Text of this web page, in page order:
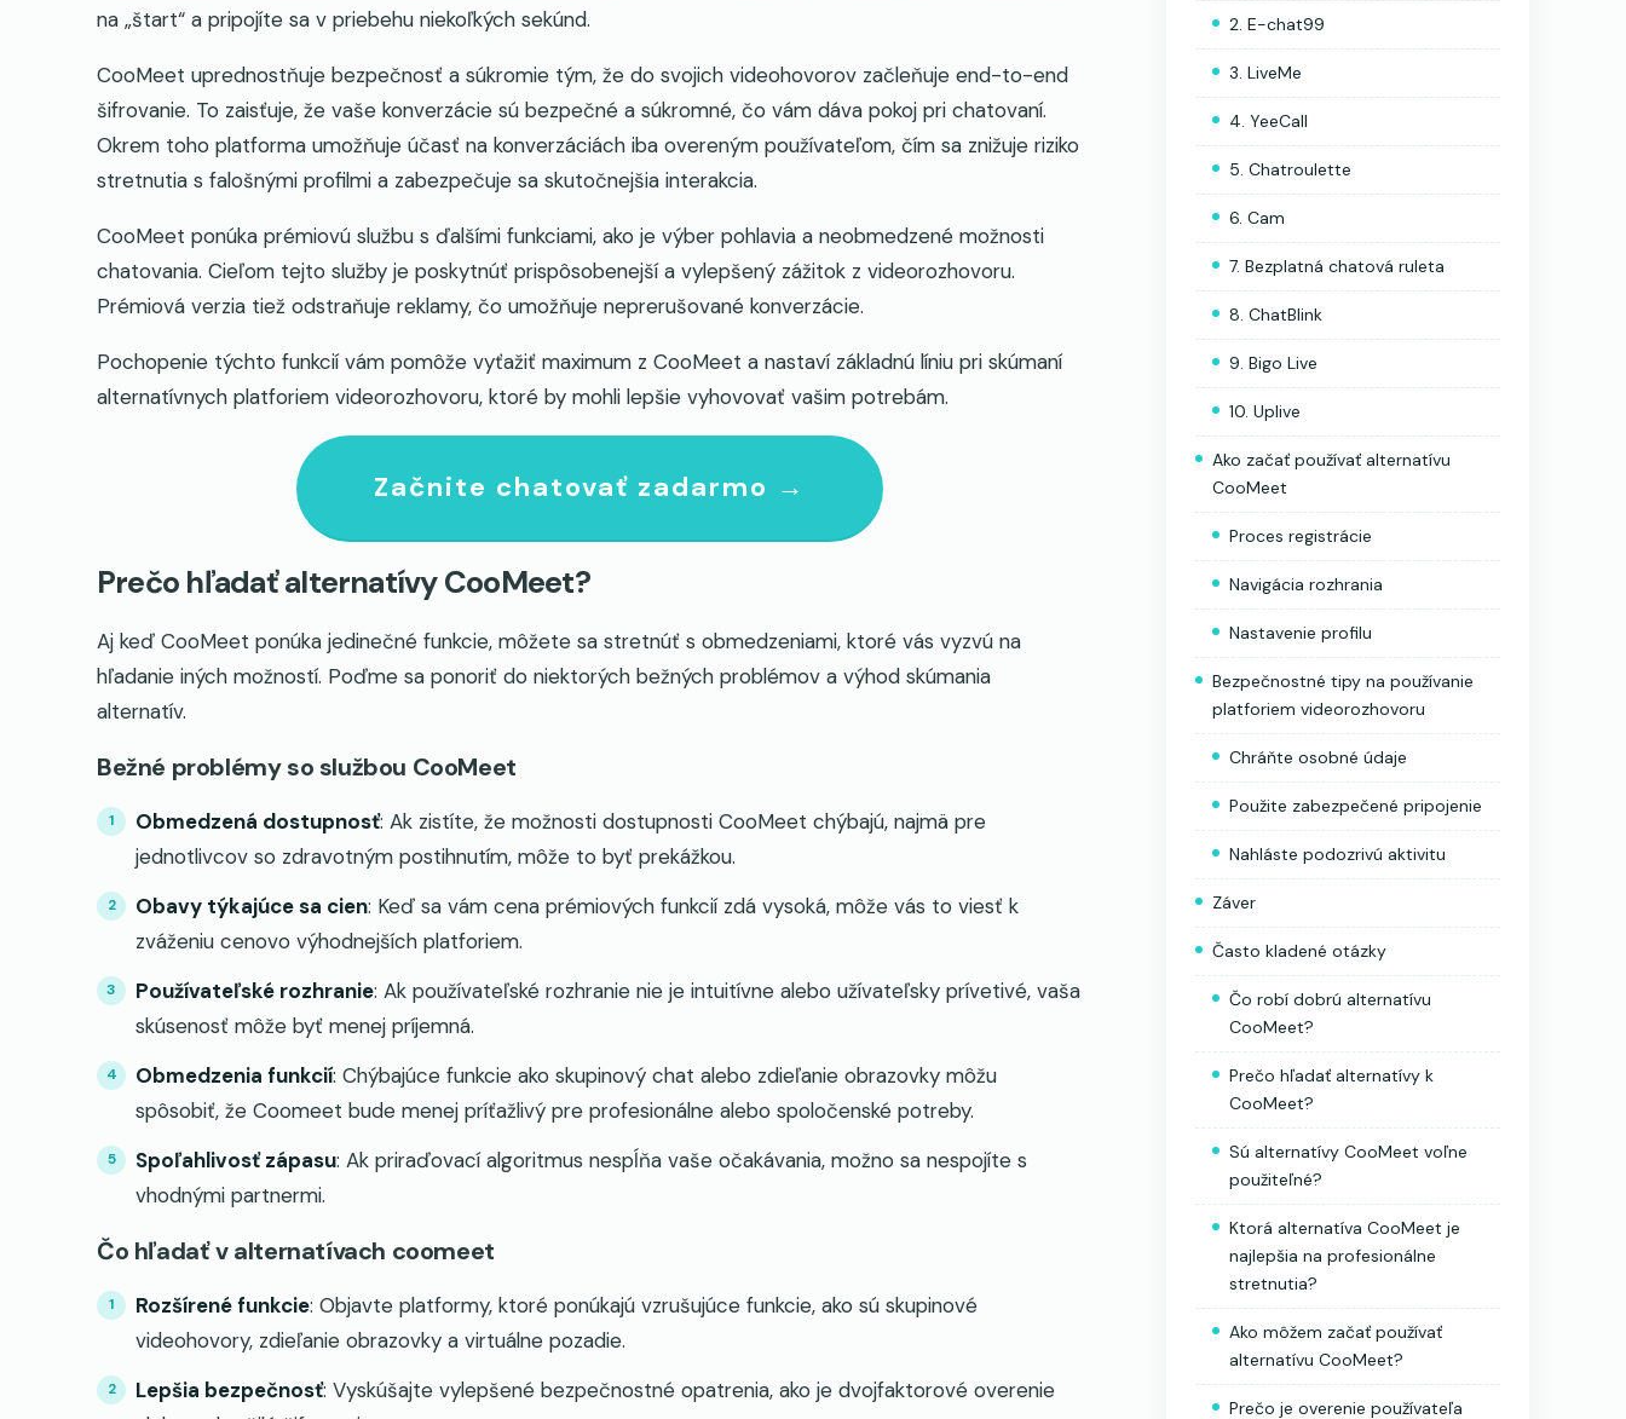
na „štart“ a pripojíte sa v priebehu niekoľkých sekúnd.
CooMeet uprednostňuje bezpečnosť a súkromie tým, že do svojich videohovorov začleňuje end-to-end
šifrovanie. To zaisťuje, že vaše konverzácie sú bezpečné a súkromné, čo vám dáva pokoj pri chatovaní.
Okrem toho platforma umožňuje účasť na konverzáciách iba overeným používateľom, čím sa znižuje riziko
stretnutia s falošnými profilmi a zabezpečuje sa skutočnejšia interakcia.
CooMeet ponúka prémiovú službu s ďalšími funkciami, ako je výber pohlavia a neobmedzené možnosti
chatovania. Cieľom tejto služby je poskytnúť prispôsobenejší a vylepšený zážitok z videorozhovoru.
Prémiová verzia tiež odstraňuje reklamy, čo umožňuje neprerušované konverzácie.
Pochopenie týchto funkcií vám pomôže vyťažiť maximum z CooMeet a nastaví základnú líniu pri skúmaní
alternatívnych platforiem videorozhovoru, ktoré by mohli lepšie vyhovovať vašim potrebám.
Začnite chatovať zadarmo →
Prečo hľadať alternatívy CooMeet?
Aj keď CooMeet ponúka jedinečné funkcie, môžete sa stretnúť s obmedzeniami, ktoré vás vyzvú na
hľadanie iných možností. Poďme sa ponoriť do niektorých bežných problémov a výhod skúmania
alternatív.
Bežné problémy so službou CooMeet
Obmedzená dostupnosť: Ak zistíte, že možnosti dostupnosti CooMeet chýbajú, najmä pre
jednotlivcov so zdravotným postihnutím, môže to byť prekážkou.
Obavy týkajúce sa cien: Keď sa vám cena prémiových funkcií zdá vysoká, môže vás to viesť k
zváženiu cenovo výhodnejších platforiem.
Používateľské rozhranie: Ak používateľské rozhranie nie je intuitívne alebo užívateľsky prívetivé, vaša
skúsenosť môže byť menej príjemná.
Obmedzenia funkcií: Chýbajúce funkcie ako skupinový chat alebo zdieľanie obrazovky môžu
spôsobiť, že Coomeet bude menej príťažlivý pre profesionálne alebo spoločenské potreby.
Spoľahlivosť zápasu: Ak priraďovací algoritmus nespĺňa vaše očakávania, možno sa nespojíte s
vhodnými partnermi.
Čo hľadať v alternatívach coomeet
Rozšírené funkcie: Objavte platformy, ktoré ponúkajú vzrušujúce funkcie, ako sú skupinové
videohovory, zdieľanie obrazovky a virtuálne pozadie.
Lepšia bezpečnosť: Vyskúšajte vylepšené bezpečnostné opatrenia, ako je dvojfaktorové overenie
2. E-chat99
3. LiveMe
4. YeeCall
5. Chatroulette
6. Cam
7. Bezplatná chatová ruleta
8. ChatBlink
9. Bigo Live
10. Uplive
Ako začať používať alternatívu
CooMeet
Proces registrácie
Navigácia rozhrania
Nastavenie profilu
Bezpečnostné tipy na používanie
platforiem videorozhovoru
Chráňte osobné údaje
Použite zabezpečené pripojenie
Nahláste podozrivú aktivitu
Záver
Často kladené otázky
Čo robí dobrú alternatívu
CooMeet?
Prečo hľadať alternatívy k
CooMeet?
Sú alternatívy CooMeet voľne
použiteľné?
Ktorá alternatíva CooMeet je
najlepšia na profesionálne
stretnutia?
Ako môžem začať používať
alternatívu CooMeet?
Prečo je overenie používateľa